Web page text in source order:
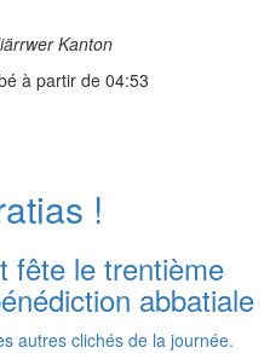
Kanton
à partir de 04:53
!
fête le trentième
abbatiale
autres clichés de la journée.